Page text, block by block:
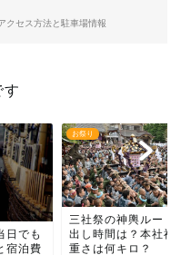
クセス方法と駐車場情報
日でも
宿泊費
お祭り
三社祭の神輿ルート
出し時間は？本社神
重さは何キロ？